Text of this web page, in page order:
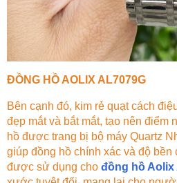
ĐỒNG HỒ AOLIX AL7079G
Bên cạnh đó, kim rẻ quạt cách
đẹp mắt và bắt mắt, tạo nên điểm
hồ được trang bị bộ máy Quartz
giúp đồng hồ chính xác và độ bền
được sử dụng cho đồng hồ Aolix